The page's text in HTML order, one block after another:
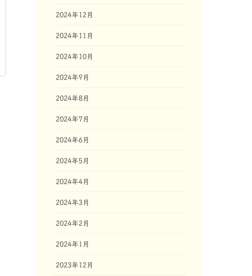
2024年12月
2024年11月
2024年10月
2024年9月
2024年8月
2024年7月
2024年6月
2024年5月
2024年4月
2024年3月
2024年2月
2024年1月
2023年12月